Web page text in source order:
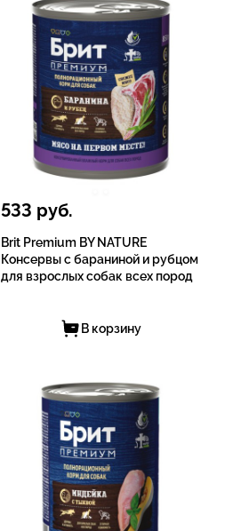
533 руб.
Brit Premium BY NATURE
Консервы с бараниной и рубцом
для взрослых собак всех пород
В корзину